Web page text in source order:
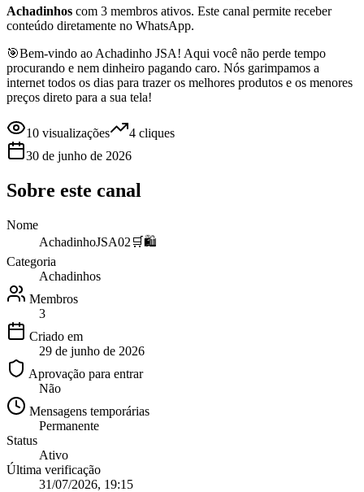
Achadinhos com 3 membros ativos. Este canal permite receber
conteúdo diretamente no WhatsApp.
🎯Bem-vindo ao Achadinho JSA! Aqui você não perde tempo
procurando e nem dinheiro pagando caro. Nós garimpamos a
internet todos os dias para trazer os melhores produtos e os menores
preços direto para a sua tela!
10 visualizações 4 cliques
30 de junho de 2026
Sobre este canal
Nome
AchadinhoJSA02🛒🛍️
Categoria
Achadinhos
Membros
3
Criado em
29 de junho de 2026
Aprovação para entrar
Não
Mensagens temporárias
Permanente
Status
Ativo
Última verificação
31/07/2026, 19:15